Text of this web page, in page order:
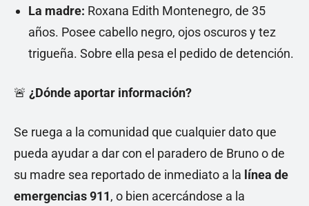
La madre: Roxana Edith Montenegro, de 35
años. Posee cabello negro, ojos oscuros y tez
trigueña. Sobre ella pesa el pedido de detención.
🚨 ¿Dónde aportar información?
Se ruega a la comunidad que cualquier dato que
pueda ayudar a dar con el paradero de Bruno o de
su madre sea reportado de inmediato a la línea de
emergencias 911, o bien acercándose a la